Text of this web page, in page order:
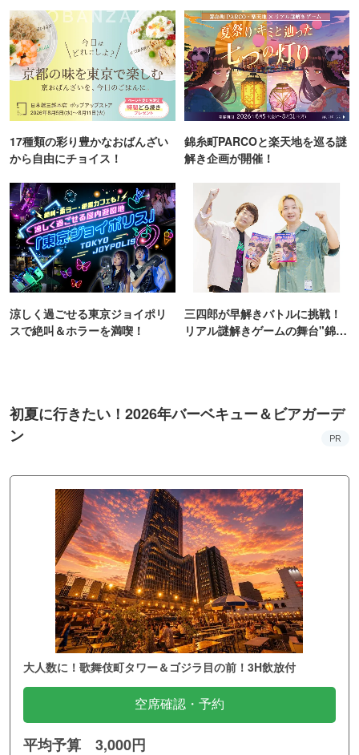
17種類の彩り豊かなおばんざい
から自由にチョイス！
錦糸町PARCOと楽天地を巡る謎
解き企画が開催！
涼しく過ごせる東京ジョイポリ
スで絶叫＆ホラーを満喫！
三四郎が早解きバトルに挑戦！
リアル謎解きゲームの舞台"錦糸
初夏に行きたい！2026年バーベキュー＆ビアガーデ
ン
PR
大人数に！歌舞伎町タワー＆ゴジラ目の前！3H飲放付
空席確認・予約
平均予算 3,000円